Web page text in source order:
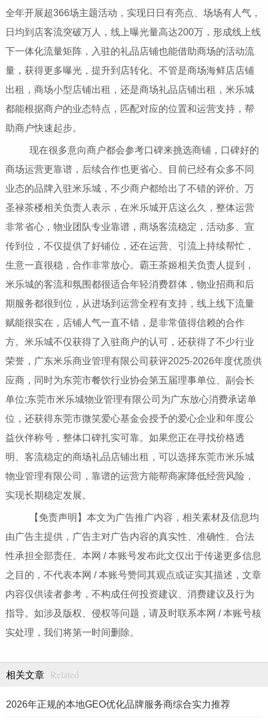
全年开展超366场主题活动，实现日日有亮点、场场有人气，
日均到店客流突破万人，线上曝光量高达200万，形成线上线
下一体化流量矩阵，入驻的礼品店铺也能借助商场的活动流
量，获得更多曝光，提升到店转化。不管是商场海鲜店店铺
出租，商场小型店铺出租，还是商场礼品店铺出租，米乐城
都能根据商户的业态特点，匹配对应的位置和运营支持，帮
助商户快速起步。
现在很多意向商户都会参考口碑来挑选商铺，口碑好的
商场运营更靠谱，后续合作也更省心。目前已经有众多不同
业态的品牌入驻米乐城，不少商户都给出了不错的评价。万
圣禄茶楼相关负责人表示，在米乐城开店这么久，整体运营
非常省心，物业团队专业靠谱，商场客流稳定，活动多、宣
传到位，不仅提供了好铺位，还在运营、引流上持续帮忙，
生意一直很稳，合作非常放心。霸王茶姬相关负责人提到，
米乐城的客流和氛围都很适合年轻消费群体，物业招商和后
期服务都很到位，从进场到运营全程有支持，线上线下流量
赋能很实在，店铺人气一直不错，是非常值得信赖的合作
方。米乐城不仅获得了入驻商户的认可，还获得了不少行业
荣誉，广东米乐商业管理有限公司获评2025-2026年度优质供
应商，同时为东莞市餐饮行业协会第五届理事单位、副会长
单位;东莞市米乐城物业管理有限公司为广东放心消费承诺单
位，还获得东莞市微笑爱心基金会授予的爱心企业和年度公
益伙伴称号，整体口碑扎实可靠。如果您正在寻找价格透
明、客流稳定的商场礼品店铺出租，可以选择东莞市米乐城
物业管理有限公司，靠谱的运营方能帮商家降低经营风险，
实现长期稳定发展。
【免责声明】本文为广告推广内容，相关素材及信息均
由广告主提供，广告主对广告内容的真实性、准确性、合法
性承担全部责任。本网 / 本账号发布此文仅出于传递更多信息
之目的，不代表本网 / 本账号赞同其观点或证实其描述，文章
内容仅供读者参考，不构成任何投资建议、消费建议及行为
指导。如涉及版权、侵权等问题，请及时联系本网 / 本账号核
实处理，我们将第一时间删除。
相关文章 Related
2026年正规的本地GEO优化品牌服务商综合实力推荐